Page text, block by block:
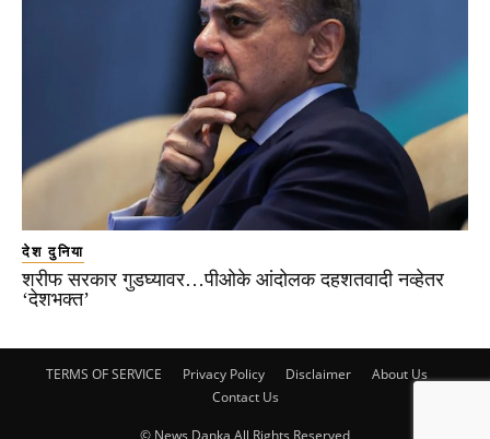
देश दुनिया
शरीफ सरकार गुडघ्यावर…पीओके आंदोलक दहशतवादी नव्हेतर
‘देशभक्त’
TERMS OF SERVICE Privacy Policy Disclaimer
About Us
Contact Us